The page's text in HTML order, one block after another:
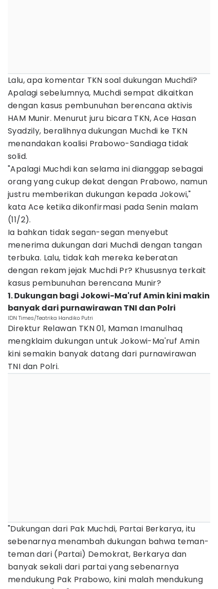
Lalu, apa komentar TKN soal dukungan Muchdi?
Apalagi sebelumnya, Muchdi sempat dikaitkan
dengan kasus pembunuhan berencana aktivis
HAM Munir. Menurut juru bicara TKN, Ace Hasan
Syadzily, beralihnya dukungan Muchdi ke TKN
menandakan koalisi Prabowo-Sandiaga tidak
solid.
"Apalagi Muchdi kan selama ini dianggap sebagai
orang yang cukup dekat dengan Prabowo, namun
justru memberikan dukungan kepada Jokowi,"
kata Ace ketika dikonfirmasi pada Senin malam
(11/2).
Ia bahkan tidak segan-segan menyebut
menerima dukungan dari Muchdi dengan tangan
terbuka. Lalu, tidak kah mereka keberatan
dengan rekam jejak Muchdi Pr? Khususnya terkait
kasus pembunuhan berencana Munir?
1. Dukungan bagi Jokowi-Ma'ruf Amin kini makin
banyak dari purnawirawan TNI dan Polri
IDN Times/Teatrika Handiko Putri
Direktur Relawan TKN 01, Maman Imanulhaq
mengklaim dukungan untuk Jokowi-Ma'ruf Amin
kini semakin banyak datang dari purnawirawan
TNI dan Polri.
"Dukungan dari Pak Muchdi, Partai Berkarya, itu
sebenarnya menambah dukungan bahwa teman-
teman dari (Partai) Demokrat, Berkarya dan
banyak sekali dari partai yang sebenarnya
mendukung Pak Prabowo, kini malah mendukung